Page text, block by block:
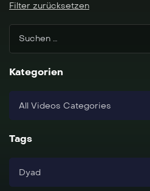
Filter zurücksetzen
Kategorien
All Videos Categories
Tags
Dyad